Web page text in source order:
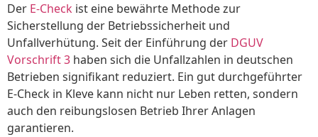
Der E-Check ist eine bewährte Methode zur
Sicherstellung der Betriebssicherheit und
Unfallverhütung. Seit der Einführung der DGUV
Vorschrift 3 haben sich die Unfallzahlen in deutschen
Betrieben signifikant reduziert. Ein gut durchgeführter
E-Check in Kleve kann nicht nur Leben retten, sondern
auch den reibungslosen Betrieb Ihrer Anlagen
garantieren.